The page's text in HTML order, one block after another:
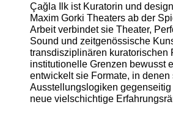
Çağla Ilk ist Kuratorin und
Maxim Gorki Theaters ab der
Arbeit verbindet sie Theater,
Sound und zeitgenössische
transdisziplinären kuratorischen
institutionelle Grenzen bewusst
entwickelt sie Formate, in denen
Ausstellungslogiken
neue vielschichtige